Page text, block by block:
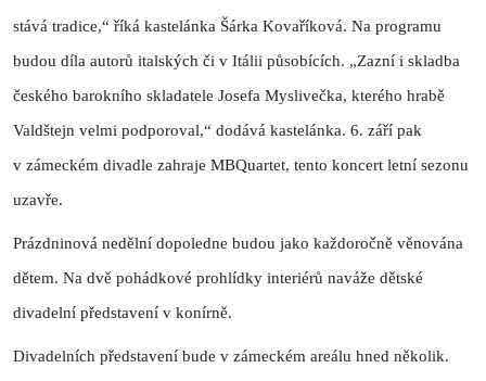
stává tradice,“ říká kastelánka Šárka Kovaříková. Na programu
budou díla autorů italských či v Itálii působících. „Zazní i skladba
českého barokního skladatele Josefa Myslivečka, kterého hrabě
Valdštejn velmi podporoval,“ dodává kastelánka. 6. září pak
v zámeckém divadle zahraje MBQuartet, tento koncert letní sezonu
uzavře.
Prázdninová nedělní dopoledne budou jako každoročně věnována
dětem. Na dvě pohádkové prohlídky interiérů naváže dětské
divadelní představení v konírně.
Divadelních představení bude v zámeckém areálu hned několik.